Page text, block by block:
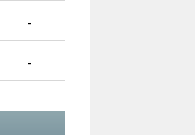
-
-